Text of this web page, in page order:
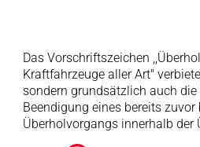
Das Vorschriftszeichen
Kraftfahrzeuge aller Art"
sondern grundsätzlich auch
Beendigung eines bereits zuvor
Überholvorgangs innerhalb der